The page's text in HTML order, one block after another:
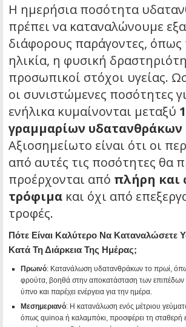
Η ημερήσια ποσότητα
πρέπει να καταναλώνουμε
διάφορους παράγοντες, όπως
ηλικία, η φυσική
προσωπικοί στόχοι υγείας.
οι συνιστώμενες ποσότητες
ενήλικα κυμαίνονται μεταξύ
γραμμαρίων
Αξιοσημείωτο είναι ότι οι
από αυτές τις ποσότητες θα
προέρχονται από πλήρη και
τρόφιμα και όχι από
τροφές.
Πότε Είναι Καλύτερο Να Καταναλώσετε
Κατά Τη Διάρκεια Της Ημέρας;
Πρωινό: Κατανάλωση υδατανθράκων το πρωί,
φρούτα, βοηθά στην αποκατάσταση των επιπέδων
ύπνο και παρέχει ενέργεια για την ημέρα.
Μεσημεριανό: Η κατανάλωση ενός μέτριου
όπως quinoa ή καλαμπόκι, προσφέρει τη σταθερή